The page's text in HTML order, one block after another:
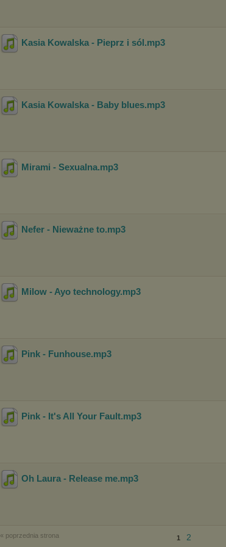
Kasia Kowalska - Pieprz i sól .mp3
Kasia Kowalska - Baby blues.mp3
Mirami - Sexualna.mp3
Nefer - Nieważne to.mp3
Milow - Ayo technology.mp3
Pink - Funhouse.mp3
Pink - It's All Your Fault.mp3
Oh Laura - Release me.mp3
« poprzednia strona 1 2